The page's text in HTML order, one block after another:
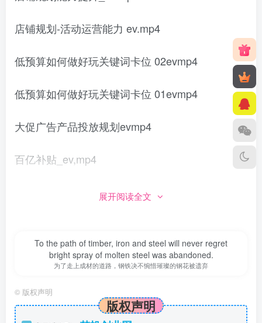
店铺规划-活动运营能力 ev.mp4
低预算如何做好玩关键词卡位 02evmp4
低预算如何做好玩关键词卡位 01evmp4
大促广告产品投放规划evmp4
百亿补贴_ev,mp4
30天打造爆款4个7天拆解_ev,mp4
展开阅读全文
To the path of timber, iron and steel will never regret
bright spray of molten steel was abandoned.
为了走上成材的道路，钢铁决不惋惜璀璨的钢花被遗弃
© 版权声明
版权声明